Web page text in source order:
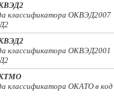
классификатора ОКВЭД2007
классификатора ОКВЭД2001
классификатора ОКАТО в код